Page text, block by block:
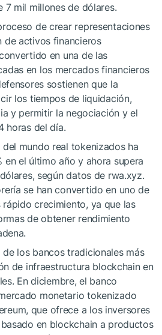
7 mil millones de dólares.
de crear representaciones
de activos financieros
en una de las
en los mercados financieros
sostienen que la
los tiempos de liquidación,
y permitir la negociación y el
horas del día.
mundo real tokenizados ha
el último año y ahora supera
según datos de rwa.xyz.
se han convertido en uno de
crecimiento, ya que las
de obtener rendimiento
los bancos tradicionales más
de infraestructura blockchain en
En diciembre, el banco
monetario tokenizado
que ofrece a los inversores
en blockchain a productos